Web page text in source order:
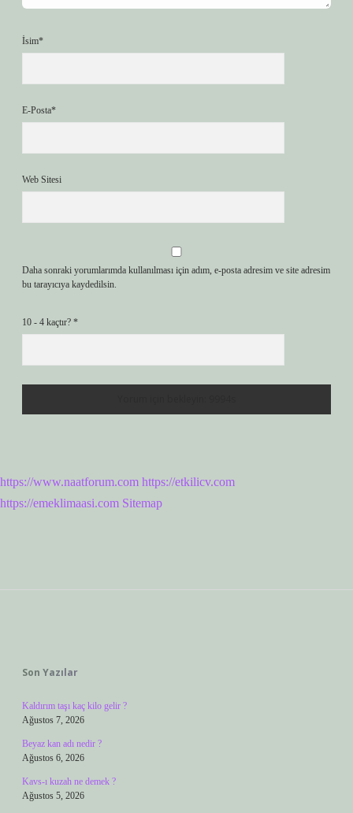
İsim*
E-Posta*
Web Sitesi
Daha sonraki yorumlarımda kullanılması için adım, e-posta adresim ve site adresim
bu tarayıcıya kaydedilsin.
10 - 4 kaçtır? *
https://www.naatforum.com https://etkilicv.com
https://emeklimaasi.com Sitemap
Son Yazılar
Kaldırım taşı kaç kilo gelir ?
Ağustos 7, 2026
Beyaz kan adı nedir ?
Ağustos 6, 2026
Kavs-ı kuzah ne demek ?
Ağustos 5, 2026